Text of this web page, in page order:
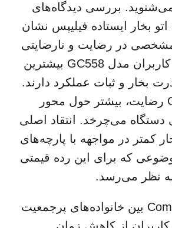
بررسی دیدگاه‌های
بخار ایستاده فیلیپس نشان
در رضایت و نارضایتی
وجود دارد. مثلا کاربران مدل GC558 بیشترین
بخار و ثبات عملکرد دارند.
در مورد GC488 رضایت، بیشتر حول محور
می‌چرخد. انتقاد اصلی
کمتر در مواجهه با پارچه‌های
که برای این رده قیمتی
نظر می‌رسد.
مدل ComfortTouch بین خانواده‌های پرجمعیت